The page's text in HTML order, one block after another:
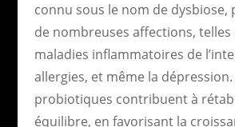
connu sous le nom de dysbiose,
de nombreuses affections, telles
maladies inflammatoires de
allergies, et même la dépression.
probiotiques contribuent à
équilibre, en favorisant la